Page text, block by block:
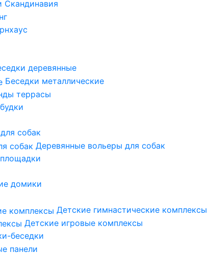
Скандинавия
деревянные
Беседки металлические
террасы
собак
Деревянные вольеры для собак
домики
Детские гимнастические комплексы
Детские игровые комплексы
беседки
панели